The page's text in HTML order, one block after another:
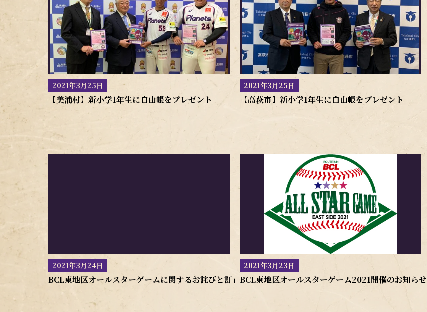
2021年3月25日
【美浦村】新小学1年生に自由帳をプレゼント
2021年3月25日
【高萩市】新小学1年生に自由帳をプレゼント
2021年3月24日
BCL東地区オールスターゲームに関するお詫びと訂正
2021年3月23日
BCL東地区オールスターゲーム2021開催のお知らせ